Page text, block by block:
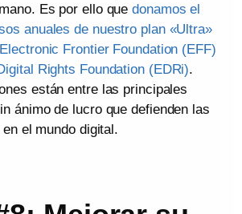
Es por ello quedonamos el
anuales de nuestro plan «Ultra»
Electronic Frontier Foundation (EFF)
Rights Foundation (EDRi).
están entre las principales
ánimo de lucro que defienden las
el mundo digital.